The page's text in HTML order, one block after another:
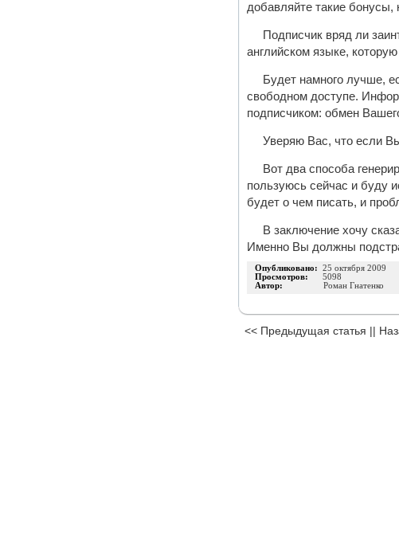
добавляйте такие бонусы,
Подписчик вряд ли
английском языке,
Будет намного лучше,
свободном доступе.
подписчиком: обмен
Уверяю Вас, что если
Вот два способа
пользуюсь сейчас и буду
будет о чем писать, и
В заключение хочу
Именно Вы должны
Опубликовано: 25 октября 2009
Просмотров: 5098
Автор:
Роман Гнатенко
<< Предыдущая статья ||